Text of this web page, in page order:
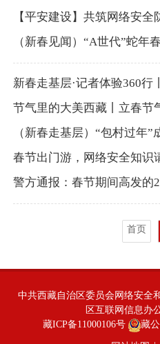
春节出门游，网络安全知识
首页
中共西藏自治区委员会网络安全
区互联网信息办
藏ICP备11000106号
藏